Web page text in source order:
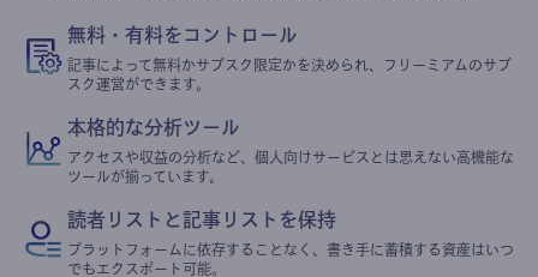
無料・有料をコントロール
記事によって無料かサブスク限定かを決められ、フリーミアムのサブ
スク運営ができます。
本格的な分析ツール
アクセスや収益の分析など、個人向けサービスとは思えない高機能な
ツールが揃っています。
読者リストと記事リストを保持
プラットフォームに依存することなく、書き手に蓄積する資産はいつ
でもエクスポート可能。